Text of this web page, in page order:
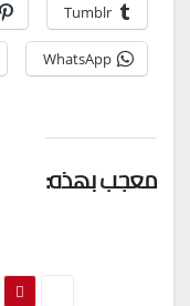
Tumblr
WhatsApp
معجب بهذه: